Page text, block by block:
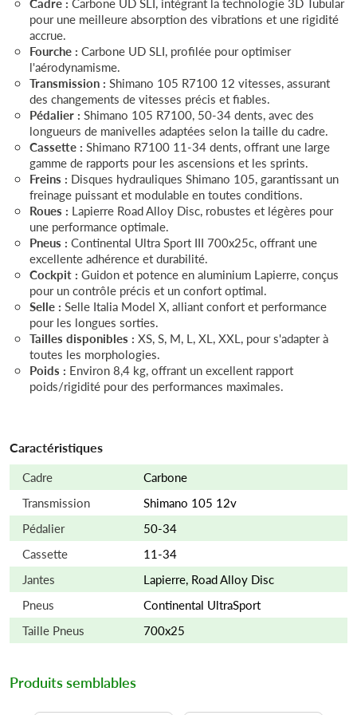
pour une meilleure absorption des vibrations et une rigidité
accrue.
Fourche : Carbone UD SLI, profilée pour optimiser
l'aérodynamisme.
Transmission : Shimano 105 R7100 12 vitesses, assurant
des changements de vitesses précis et fiables.
Pédalier : Shimano 105 R7100, 50-34 dents, avec des
longueurs de manivelles adaptées selon la taille du cadre.
Cassette : Shimano R7100 11-34 dents, offrant une large
gamme de rapports pour les ascensions et les sprints.
Freins : Disques hydrauliques Shimano 105, garantissant un
freinage puissant et modulable en toutes conditions.
Roues : Lapierre Road Alloy Disc, robustes et légères pour
une performance optimale.
Pneus : Continental Ultra Sport III 700x25c, offrant une
excellente adhérence et durabilité.
Cockpit : Guidon et potence en aluminium Lapierre, conçus
pour un contrôle précis et un confort optimal.
Selle : Selle Italia Model X, alliant confort et performance
pour les longues sorties.
Tailles disponibles : XS, S, M, L, XL, XXL, pour s'adapter à
toutes les morphologies.
Poids : Environ 8,4 kg, offrant un excellent rapport
poids/rigidité pour des performances maximales.
Caractéristiques
Cadre
Carbone
Transmission
Shimano 105 12v
Pédalier
50-34
Cassette
11-34
Jantes
Lapierre, Road Alloy Disc
Pneus
Continental UltraSport
Taille Pneus
700x25
Produits semblables